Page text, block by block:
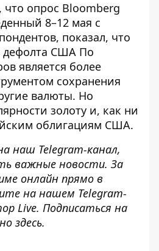
опрос Bloomberg
8–12 мая с
показал, что
дефолта США По
является более
сохранения
валюты. Но
золоту и, как ни
облигациям США.
наш Telegram-канал,
важные новости. За
онлайн прямо в
на нашем Telegram-
Live. Подписаться на
здесь.